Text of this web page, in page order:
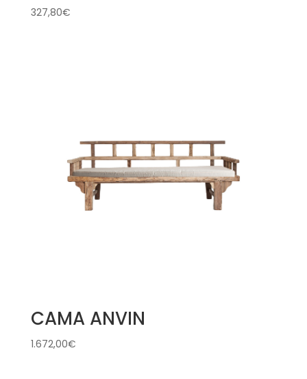
327,80€
CAMA ANVIN
1.672,00€